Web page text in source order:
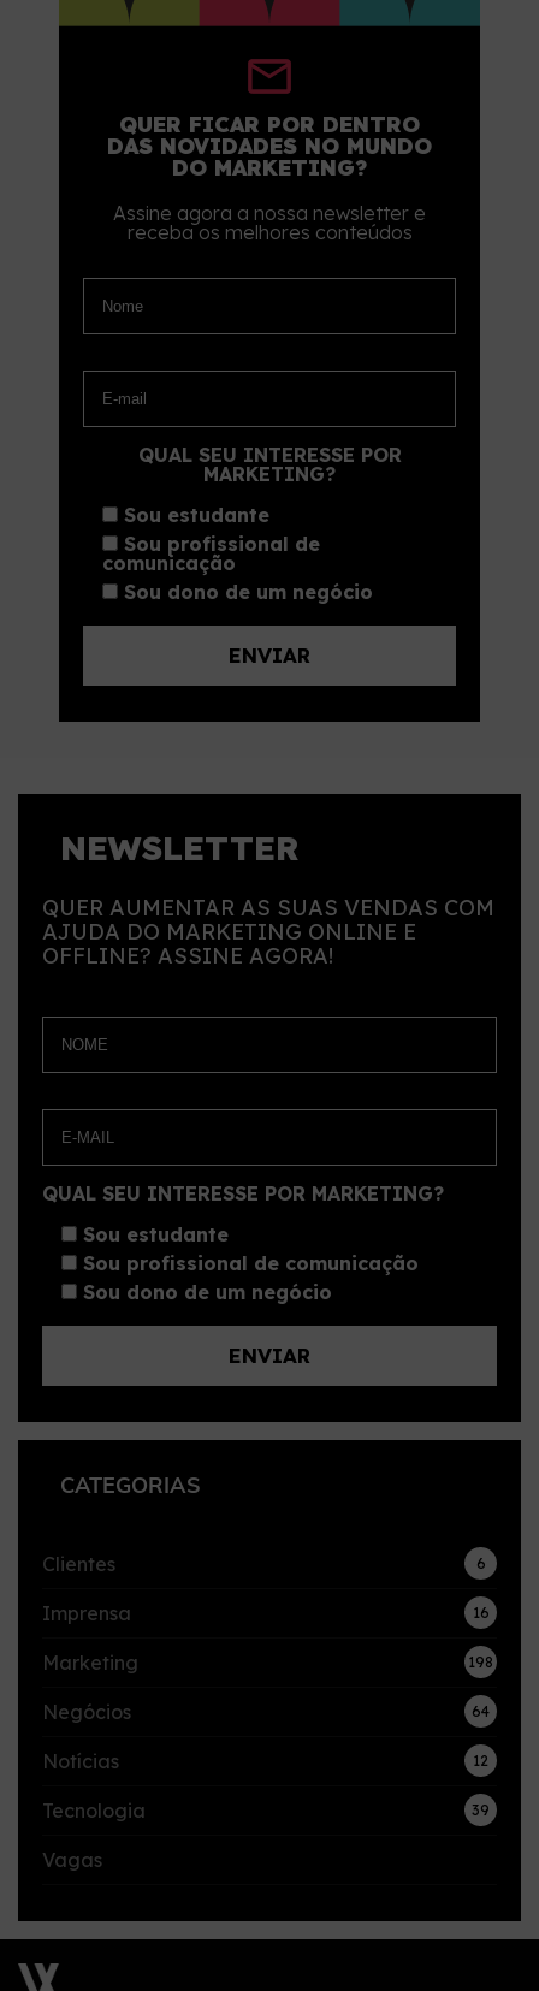
QUER FICAR POR DENTRO
DAS NOVIDADES NO MUNDO
DO MARKETING?
Assine agora a nossa newsletter e
receba os melhores conteúdos
QUAL SEU INTERESSE POR
MARKETING?
Sou estudante
Sou profissional de
comunicação
Sou dono de um negócio
NEWSLETTER
QUER AUMENTAR AS SUAS VENDAS COM
AJUDA DO MARKETING ONLINE E
OFFLINE? ASSINE AGORA!
QUAL SEU INTERESSE POR MARKETING?
Sou estudante
Sou profissional de comunicação
Sou dono de um negócio
CATEGORIAS
Clientes 6
Imprensa 16
Marketing 198
Negócios 64
Notícias 12
Tecnologia 39
Vagas